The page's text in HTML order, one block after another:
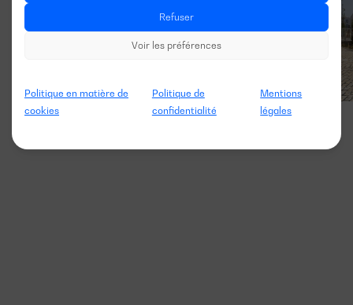
Refuser
Voir les préférences
Politique en matière de
cookies
Politique de
confidentialité
Mentions
légales